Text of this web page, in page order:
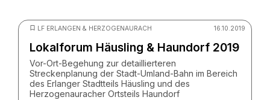
LF ERLANGEN & HERZOGENAURACH 16.10.2019
Lokalforum Häusling & Haundorf 2019
Vor-Ort-Begehung zur detaillierteren
Streckenplanung der Stadt-Umland-Bahn im Bereich
des Erlanger Stadtteils Häusling und des
Herzogenauracher Ortsteils Haundorf